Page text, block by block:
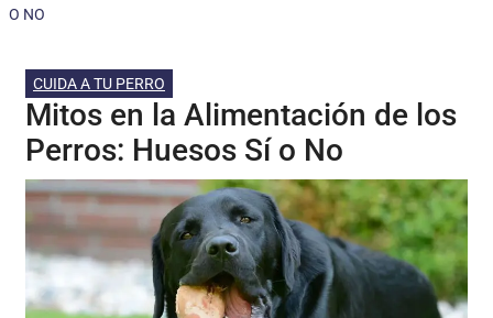
O NO
CUIDA A TU PERRO
Mitos en la Alimentación de los
Perros: Huesos Sí o No